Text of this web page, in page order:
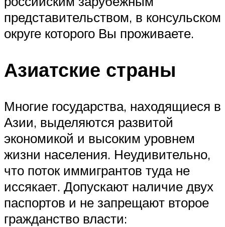
представительством, в консульском
округе которого Вы проживаете.
Азиатские страны
Многие государства, находящиеся в
Азии, выделяются развитой
экономикой и высоким уровнем
жизни населения. Неудивительно,
что поток иммигрантов туда не
иссякает. Допускают наличие двух
паспортов и не запрещают второе
гражданство власти: